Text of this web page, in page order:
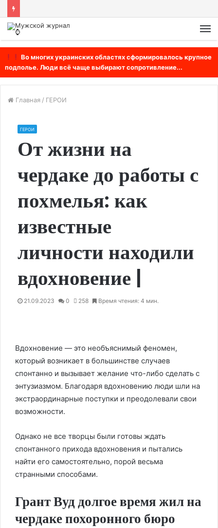
Во многих украинских областях сформировалось крупное
подполье. Люди всё чаще выбирают сопротивление...
Главная / ГЕРОИ
ГЕРОИ
От жизни на
чердаке до работы с
похмелья: как
известные
личности находили
вдохновение |
21.09.2023 0 258 Время чтения: 4 мин.
Вдохновение — это необъяснимый феномен,
который возникает в большинстве случаев
спонтанно и вызывает желание что-либо сделать с
энтузиазмом. Благодаря вдохновению люди шли на
экстраординарные поступки и преодолевали свои
возможности.
Однако не все творцы были готовы ждать
спонтанного прихода вдохновения и пытались
найти его самостоятельно, порой весьма
странными способами.
Грант Вуд долгое время жил на
чердаке похоронного бюро